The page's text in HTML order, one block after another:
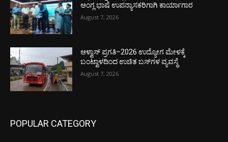
ಆಂಗ್ಲ ಭಾಷೆ ಉಪನ್ಯಾಸಕರಿಗಾಗಿ ಕಾರ್ಯಾಗಾರ
August 7, 2026
ಆಳ್ವಾಸ್ ಪ್ರಗತಿ–2026 ಉದ್ಯೋಗ ಮೇಳಕ್ಕೆ
ಬಂಟ್ವಾಳದಿಂದ ಉಚಿತ ಬಸ್‌ಗಳ ವ್ಯವಸ್ಥೆ
August 7, 2026
POPULAR CATEGORY